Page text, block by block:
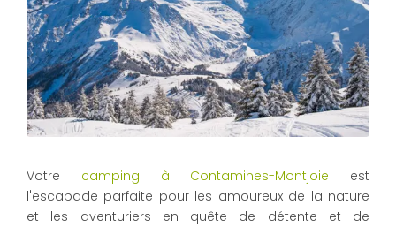
Votre camping à Contamines-Montjoie est
l'escapade parfaite pour les amoureux de la nature
et les aventuriers en quête de détente et de